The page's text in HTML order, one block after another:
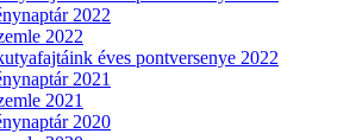
2022
2022
éves pontversenye 2022
2021
2021
2020